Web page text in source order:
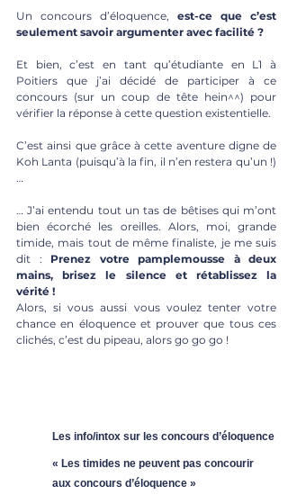
Un concours d’éloquence, est-ce que c’est
seulement savoir argumenter avec facilité ?
Et bien, c’est en tant qu’étudiante en L1 à
Poitiers que j’ai décidé de participer à ce
concours (sur un coup de tête hein^^) pour
vérifier la réponse à cette question existentielle.
C’est ainsi que grâce à cette aventure digne de
Koh Lanta (puisqu’à la fin, il n’en restera qu’un !)
…
… J’ai entendu tout un tas de bêtises qui m’ont
bien écorché les oreilles. Alors, moi, grande
timide, mais tout de même finaliste, je me suis
dit : Prenez votre pamplemousse à deux
mains, brisez le silence et rétablissez la
vérité !
Alors, si vous aussi vous voulez tenter votre
chance en éloquence et prouver que tous ces
clichés, c’est du pipeau, alors go go go !
Les info/intox sur les concours d’éloquence
« Les timides ne peuvent pas concourir
aux concours d’éloquence »